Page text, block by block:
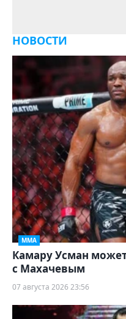
НОВОСТИ
ММА
Камару Усман
с Махачевым
07 августа 2026 23:56